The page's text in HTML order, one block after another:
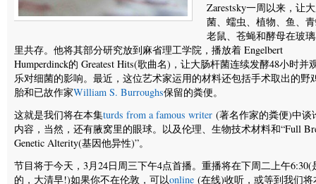
Zarestsky一周以来，让
菌、蠕虫、植物、鱼、
老鼠、苍蝇和酵母在玻
里共存。他将其部分研究放到麻省理工学院，播放着 Engelbert
Humperdinck的 Greatest Hits(歌曲名)，让大肠杆菌连续发酵48小时并
乐对细菌的影响。最近，这位艺术家运用的材料还包括手术取出的野
胎和已故作家William S. Burroughs保留的粪便。
这就是我们将在本集turds from a famous writer (著名作家的粪便)中谈
内容，当然，还有腋窝里的眼球。以及伦理、生物技术材料和“Full
Genetic Alterity(基因他异性)”。
节目将于今天，3月24日周三下午4点首播。重播将在下周二上午6:30(
的，大清早!)如果你不在伦敦，可以online (在线)收听，或等到我们将